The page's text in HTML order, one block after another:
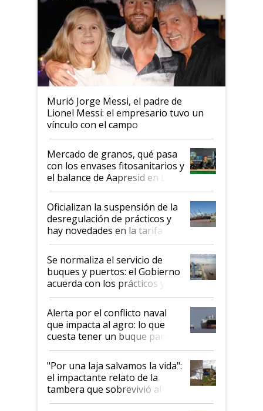
Murió Jorge Messi, el padre de
Lionel Messi: el empresario tuvo un
vínculo con el campo
Mercado de granos, qué pasa
con los envases fitosanitarios y
el balance de Aapresid en La
Posta
Oficializan la suspensión de la
desregulación de prácticos y
hay novedades en la tarifa de
la hidrovía
Se normaliza el servicio de
buques y puertos: el Gobierno
acuerda con los prácticos y
suspende el decreto de
desregulación
Alerta por el conflicto naval
que impacta al agro: lo que
cuesta tener un buque parado
y el peligro de que Argentina
pase a ser "país sucio"
"Por una laja salvamos la vida":
el impactante relato de la
tambera que sobrevivió al
tornado